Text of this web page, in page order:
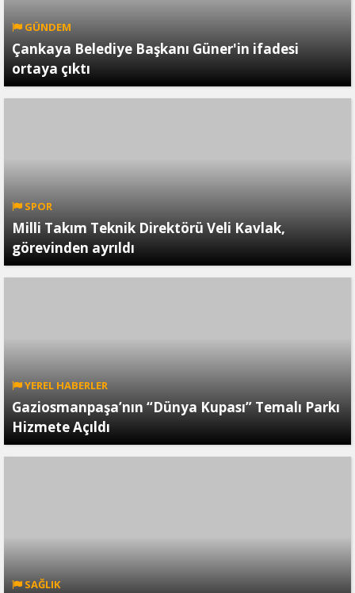
GÜNDEM
Çankaya Belediye Başkanı Güner'in ifadesi
ortaya çıktı
SPOR
Milli Takım Teknik Direktörü Veli Kavlak,
görevinden ayrıldı
YEREL HABERLER
Gaziosmanpaşa’nın “Dünya Kupası” Temalı Parkı
Hizmete Açıldı
SAĞLIK